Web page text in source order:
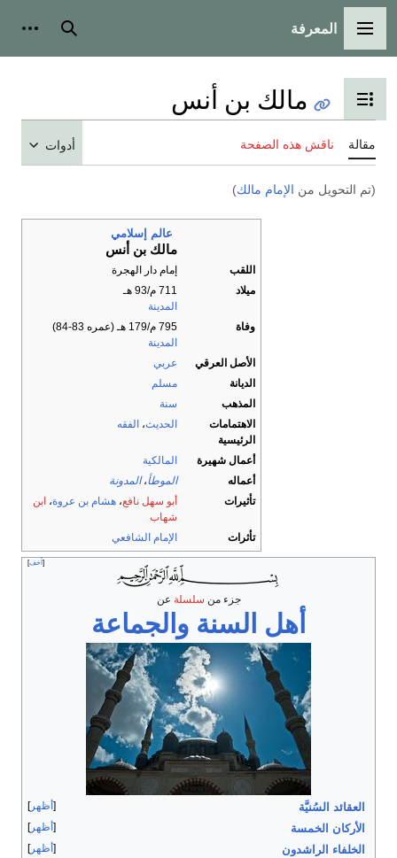
القائمة الرئيسية
المعرفة بحث
تبديل عرض جدول المحتويات
مالك بن أنس
مقالة ناقش هذه الصفحة أدوات
(تم التحويل من الإمام مالك)
عالم إسلامي
مالك بن أنس
اللقب
إمام دار الهجرة
ميلاد
711 م/93 هـ
المدينة
وفاة
795 م/179 هـ (عمره 83-84)
المدينة
الأصل العرقي
عربي
الديانة
مسلم
المذهب
سنة
الاهتمامات
الرئيسية
الحديث، الفقه
أعمال شهيرة
المالكية
أعماله
الموطأ،المدونة
تأثيرات
أبو سهل نافع، هشام بن عروة، ابن
شهاب
تأثرات
الإمام الشافعي
أخف
جزء من سلسلة عن
أهل السنة والجماعة
أظهر العقائد السُنيَّة
أظهر الأركان الخمسة
أظهر الخلفاء الراشدون